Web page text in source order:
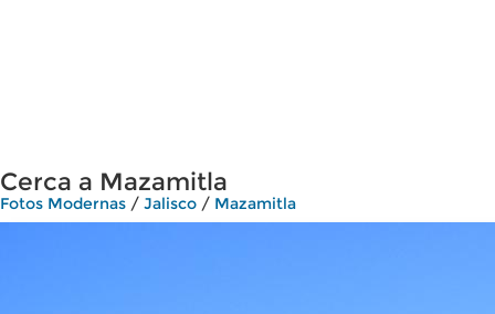
Cerca a Mazamitla
Fotos Modernas / Jalisco / Mazamitla